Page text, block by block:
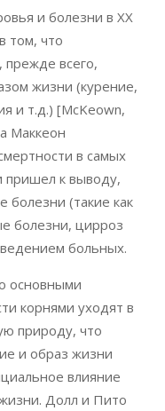
и болезни в XX
том, что
всего,
жизни (курение,
и т.д.) [McKeown,
Маккеон
в самых
пришел к выводу,
болезни (такие как
болезни, цирроз
больных.
основными
корнями уходят в
природу, что
и образ жизни
влияние
Долл и Пито